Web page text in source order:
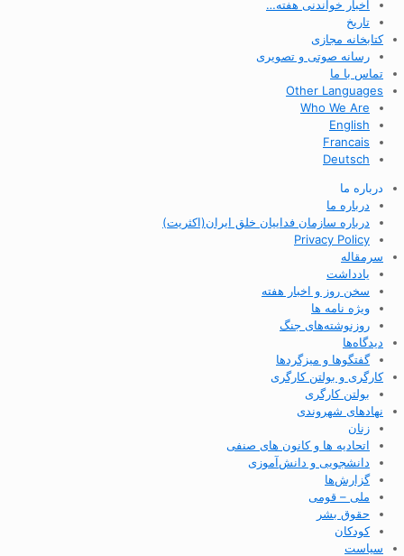
اخبار خواندنی هفته…
تاریخ
کتابخانه مجازی
رسانه صوتی و تصویری
تماس با ما
Other Languages
Who We Are
English
Francais
Deutsch
درباره ما
درباره ما
درباره سازمان فداییان خلق ایران(اکثریت)
Privacy Policy
سرمقاله
یادداشت
سخن روز و اخبار هفته
ویژه نامه ها
روزنوشته‌های جنگ
دیدگاه‌ها
گفتگوها و میزگردها
کارگری و بولتن کارگری
بولتن کارگری
نهادهای شهروندی
زنان
اتحادیه ها و کانون های صنفی
دانشجویی و دانش‌آموزی
گزارش‌ها
ملی – قومی
حقوق بشر
کودکان
سیاست